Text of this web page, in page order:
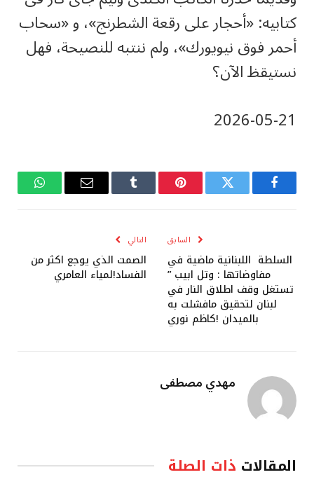
كتابيه: «أحجار على رقعة الشطرنج»، و «سحاب
أحمر فوق نيويورك»، ولم ننتبه للنصيحة، فهل
نستيقظ الآن؟
‎2026-‎05-‎21
فيسبوك تويتر بينتيريستTumblr
البريد
واتساب
السابق
السلطة اللبنانية ماضية في
مفاوضاتها : وتل ابيب ”
تستغل وقف اطلاق النار في
لبنان لتحقيق مافشلت به
بالميدان !كاظم نوري
التالي
الصمت الذي يوجع اكثر من
الفساد!لمياء العامري
مهدي مصطفى
المقالات ذات الصلة